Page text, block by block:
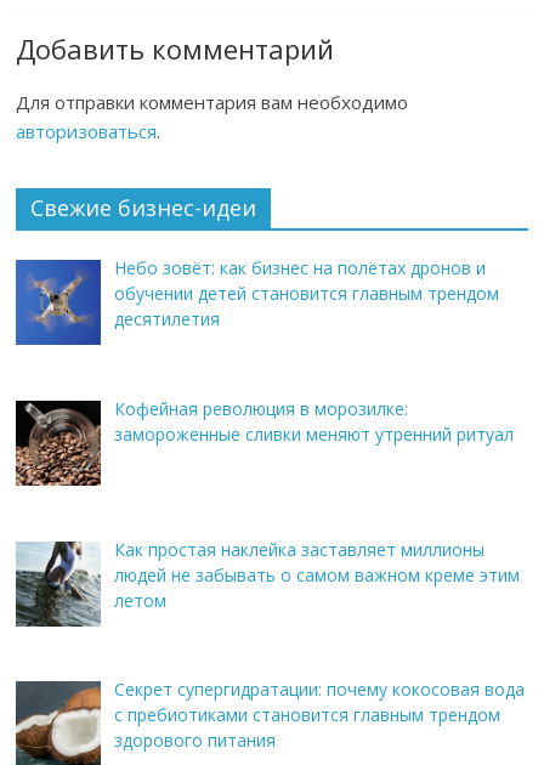
Добавить комментарий
Для отправки комментария вам необходимо
авторизоваться.
Свежие бизнес-идеи
Небо зовёт: как бизнес на полётах дронов и
обучении детей становится главным трендом
десятилетия
Кофейная революция в морозилке:
замороженные сливки меняют утренний ритуал
Как простая наклейка заставляет миллионы
людей не забывать о самом важном креме этим
летом
Секрет супергидратации: почему кокосовая вода
с пребиотиками становится главным трендом
здорового питания